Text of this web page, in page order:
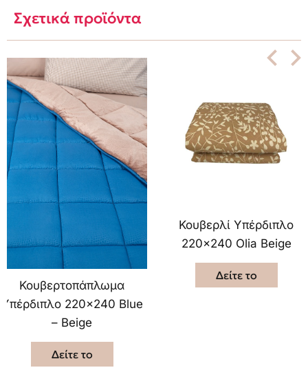
Σχετικά προϊόντα
Κουβερτοπάπλωμα
Υπέρδιπλο 220×240 Blue
– Beige
Δείτε το
Κουβερλί Υπέρδιπλο
220×240 Olia Beige
Δείτε το